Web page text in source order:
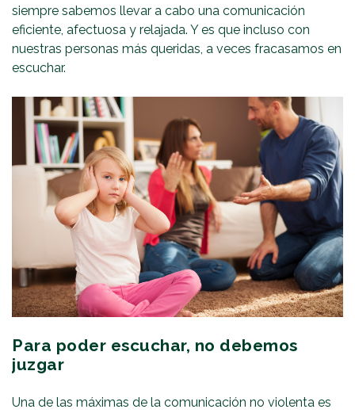
siempre sabemos llevar a cabo una comunicación
eficiente, afectuosa y relajada. Y es que incluso con
nuestras personas más queridas, a veces fracasamos en
escuchar.
Para poder escuchar, no debemos
juzgar
Una de las máximas de la comunicación no violenta es